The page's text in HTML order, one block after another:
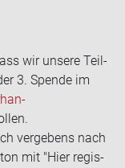
wir un­se­re Teil­
3. Spen­de im
ver­ge­bens nach
mit "Hier re­gis­